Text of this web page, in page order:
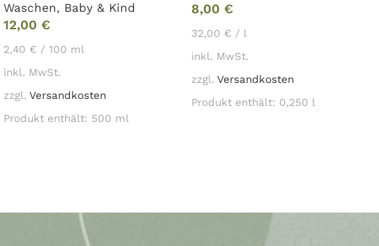
Waschen, Baby & Kind
12,00 €
2,40 € / 100 ml
inkl. MwSt.
zzgl. Versandkosten
Produkt enthält: 500 ml
8,00 €
32,00 € / l
inkl. MwSt.
zzgl. Versandkosten
Produkt enthält: 0,250 l